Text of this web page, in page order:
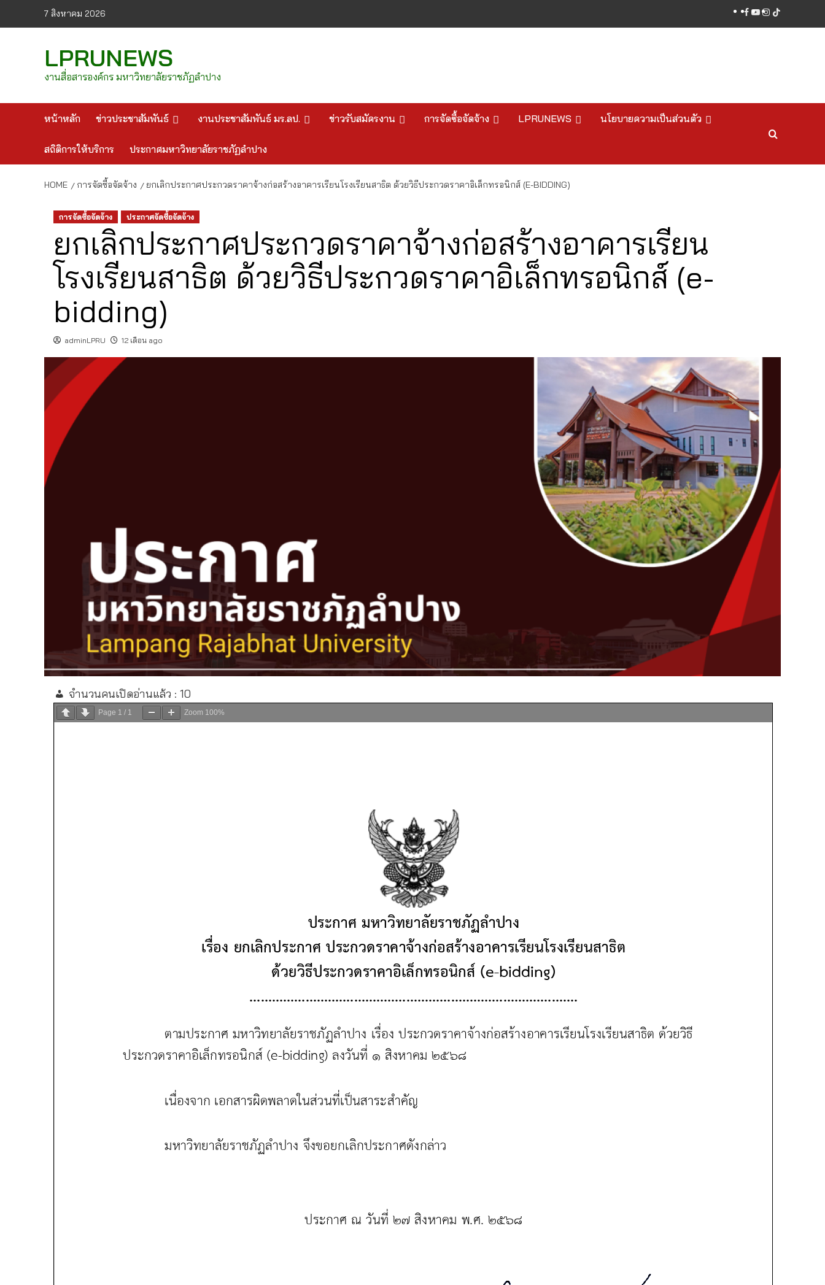
7 สิงหาคม 2026 facebook
youtube
instagram
tiktok
LPRUNEWS
งานสื่อสารองค์กร มหาวิทยาลัยราชภัฏลำปาง
หน้าหลัก ข่าวประชาสัมพันธ์ งานประชาสัมพันธ์ มร.ลป. ข่าวรับสมัครงาน การจัดซื้อจัดจ้าง LPRUNEWS นโยบายความเป็นส่วนตัว
สถิติการให้บริการ ประกาศมหาวิทยาลัยราชภัฏลำปาง
HOME การจัดซื้อจัดจ้าง ยกเลิกประกาศประกวดราคาจ้างก่อสร้างอาคารเรียนโรงเรียนสาธิต ด้วยวิธีประกวดราคาอิเล็กทรอนิกส์ (E-BIDDING)
การจัดซื้อจัดจ้าง ประกาศจัดซื้อจัดจ้าง
ยกเลิกประกาศประกวดราคาจ้างก่อสร้างอาคารเรียน
โรงเรียนสาธิต ด้วยวิธีประกวดราคาอิเล็กทรอนิกส์ (e-
bidding)
adminLPRU 12 เดือน ago
จำนวนคนเปิดอ่านแล้ว : 10
Page 1 / 1 Zoom 100%